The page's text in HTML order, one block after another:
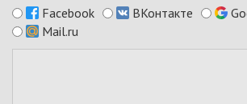
Facebook
ВКонтакте
Mail.ru